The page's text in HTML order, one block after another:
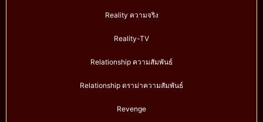
Reality ความจริง
Reality-TV
Relationship ความสัมพันธ์
Relationship ดราม่าความสัมพันธ์
Revenge